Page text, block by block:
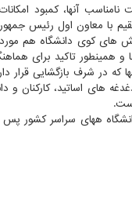
آنها، کمبود
با معاون اول رئیس
های کوی دانشگاه هم
و همینطور تاکید برای
که در شرف بازگشایی قرار
های اساتید، کارکنان
ههای سراسر کشور